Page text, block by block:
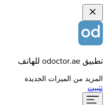
تطبيق odoctor.ae للهاتف
المزيد من الميزات الجديدة
تثبيت